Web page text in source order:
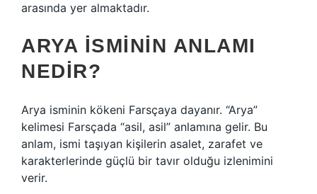
arasında yer almaktadır.
ARYA ISMININ ANLAMI
NEDIR?
Arya isminin kökeni Farsçaya dayanır. “Arya”
kelimesi Farsçada “asil, asil” anlamına gelir. Bu
anlam, ismi taşıyan kişilerin asalet, zarafet ve
karakterlerinde güçlü bir tavır olduğu izlenimini
verir.